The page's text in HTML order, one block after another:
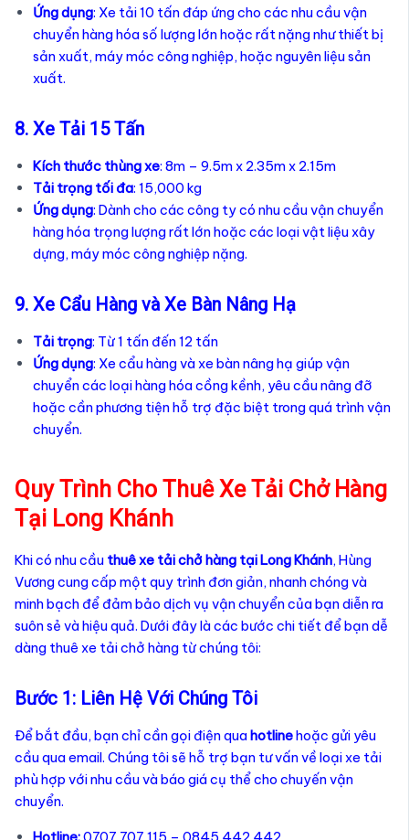
Ứng dụng: Xe tải 10 tấn đáp ứng cho các nhu cầu vận
chuyển hàng hóa số lượng lớn hoặc rất nặng như thiết bị
sản xuất, máy móc công nghiệp, hoặc nguyên liệu sản
xuất.
8. Xe Tải 15 Tấn
Kích thước thùng xe: 8m – 9.5m x 2.35m x 2.15m
Tải trọng tối đa: 15,000 kg
Ứng dụng: Dành cho các công ty có nhu cầu vận chuyển
hàng hóa trọng lượng rất lớn hoặc các loại vật liệu xây
dựng, máy móc công nghiệp nặng.
9. Xe Cẩu Hàng và Xe Bàn Nâng Hạ
Tải trọng: Từ 1 tấn đến 12 tấn
Ứng dụng: Xe cẩu hàng và xe bàn nâng hạ giúp vận
chuyển các loại hàng hóa cồng kềnh, yêu cầu nâng đỡ
hoặc cần phương tiện hỗ trợ đặc biệt trong quá trình vận
chuyển.
Quy Trình Cho Thuê Xe Tải Chở Hàng
Tại Long Khánh
Khi có nhu cầu thuê xe tải chở hàng tại Long Khánh, Hùng
Vương cung cấp một quy trình đơn giản, nhanh chóng và
minh bạch để đảm bảo dịch vụ vận chuyển của bạn diễn ra
suôn sẻ và hiệu quả. Dưới đây là các bước chi tiết để bạn dễ
dàng thuê xe tải chở hàng từ chúng tôi:
Bước 1: Liên Hệ Với Chúng Tôi
Để bắt đầu, bạn chỉ cần gọi điện quahotlinehoặc gửi yêu
cầu qua email. Chúng tôi sẽ hỗ trợ bạn tư vấn về loại xe tải
phù hợp với nhu cầu và báo giá cụ thể cho chuyến vận
chuyển.
Hotline:0707.707.115 – 0845.442.442